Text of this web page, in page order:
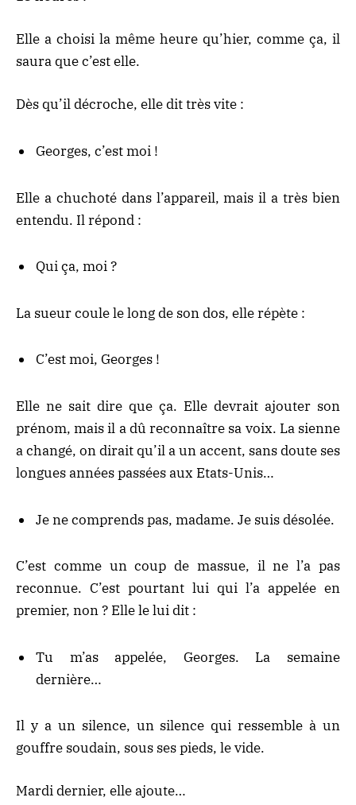
Elle a choisi la même heure qu’hier, comme ça, il
saura que c’est elle.
Dès qu’il décroche, elle dit très vite :
Georges, c’est moi !
Elle a chuchoté dans l’appareil, mais il a très bien
entendu. Il répond :
Qui ça, moi ?
La sueur coule le long de son dos, elle répète :
C’est moi, Georges !
Elle ne sait dire que ça. Elle devrait ajouter son
prénom, mais il a dû reconnaître sa voix. La sienne
a changé, on dirait qu’il a un accent, sans doute ses
longues années passées aux Etats-Unis…
Je ne comprends pas, madame. Je suis désolée.
C’est comme un coup de massue, il ne l’a pas
reconnue. C’est pourtant lui qui l’a appelée en
premier, non ? Elle le lui dit :
Tu m’as appelée, Georges. La semaine
dernière…
Il y a un silence, un silence qui ressemble à un
gouffre soudain, sous ses pieds, le vide.
Mardi dernier, elle ajoute…